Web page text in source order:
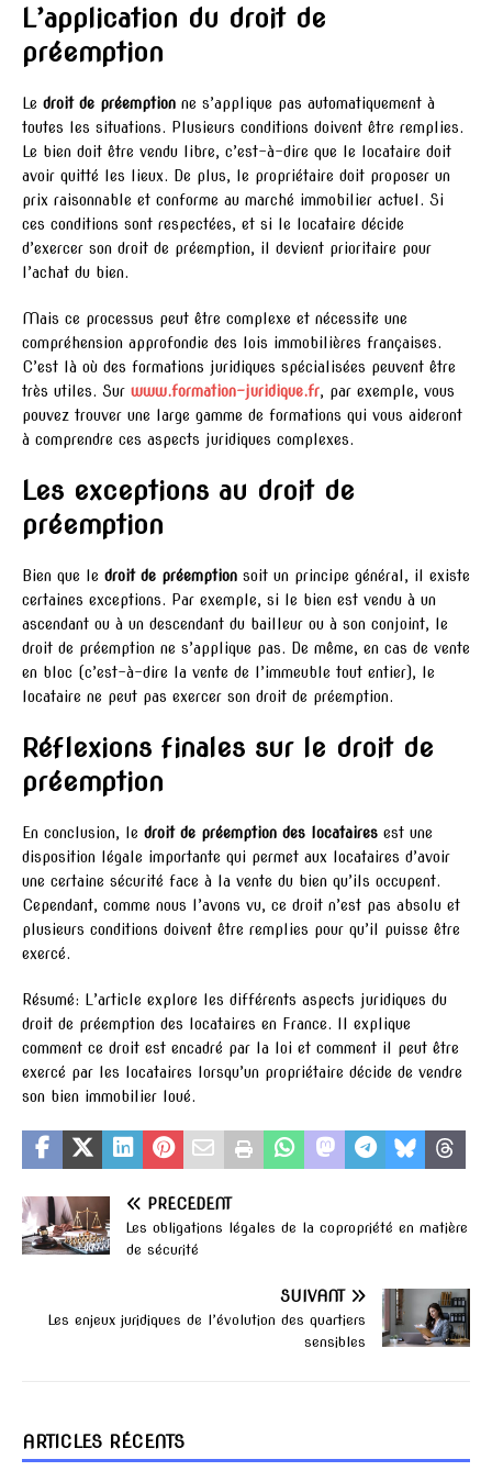
L’application du droit de
préemption
Le droit de préemption ne s’applique pas automatiquement à
toutes les situations. Plusieurs conditions doivent être remplies.
Le bien doit être vendu libre, c’est-à-dire que le locataire doit
avoir quitté les lieux. De plus, le propriétaire doit proposer un
prix raisonnable et conforme au marché immobilier actuel. Si
ces conditions sont respectées, et si le locataire décide
d’exercer son droit de préemption, il devient prioritaire pour
l’achat du bien.
Mais ce processus peut être complexe et nécessite une
compréhension approfondie des lois immobilières françaises.
C’est là où des formations juridiques spécialisées peuvent être
très utiles. Sur www.formation-juridique.fr, par exemple, vous
pouvez trouver une large gamme de formations qui vous aideront
à comprendre ces aspects juridiques complexes.
Les exceptions au droit de
préemption
Bien que le droit de préemption soit un principe général, il existe
certaines exceptions. Par exemple, si le bien est vendu à un
ascendant ou à un descendant du bailleur ou à son conjoint, le
droit de préemption ne s’applique pas. De même, en cas de vente
en bloc (c’est-à-dire la vente de l’immeuble tout entier), le
locataire ne peut pas exercer son droit de préemption.
Réflexions finales sur le droit de
préemption
En conclusion, le droit de préemption des locataires est une
disposition légale importante qui permet aux locataires d’avoir
une certaine sécurité face à la vente du bien qu’ils occupent.
Cependant, comme nous l’avons vu, ce droit n’est pas absolu et
plusieurs conditions doivent être remplies pour qu’il puisse être
exercé.
Résumé: L’article explore les différents aspects juridiques du
droit de préemption des locataires en France. Il explique
comment ce droit est encadré par la loi et comment il peut être
exercé par les locataires lorsqu’un propriétaire décide de vendre
son bien immobilier loué.
PRÉCÉDENT
Les obligations légales de la copropriété en matière
de sécurité
SUIVANT
Les enjeux juridiques de l’évolution des quartiers
sensibles
ARTICLES RÉCENTS